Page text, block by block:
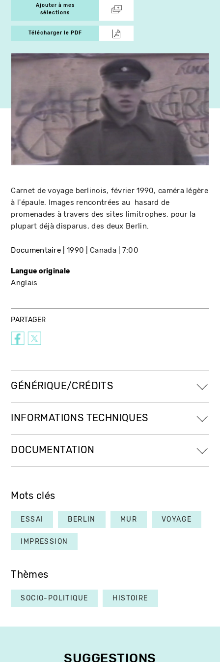
Ajouter à mes
sélections
Télécharger le PDF
Carnet de voyage berlinois, février 1990, caméra légère
à l'épaule. Images rencontrées au hasard de
promenades à travers des sites limitrophes, pour la
plupart déjà disparus, des deux Berlin.
Documentaire 1990 Canada 7:00
Langue originale
Anglais
PARTAGER
GÉNÉRIQUE/CRÉDITS
INFORMATIONS TECHNIQUES
DOCUMENTATION
Mots clés
ESSAI BERLIN MUR VOYAGE
IMPRESSION
Thèmes
SOCIO-POLITIQUE HISTOIRE
SUGGESTIONS